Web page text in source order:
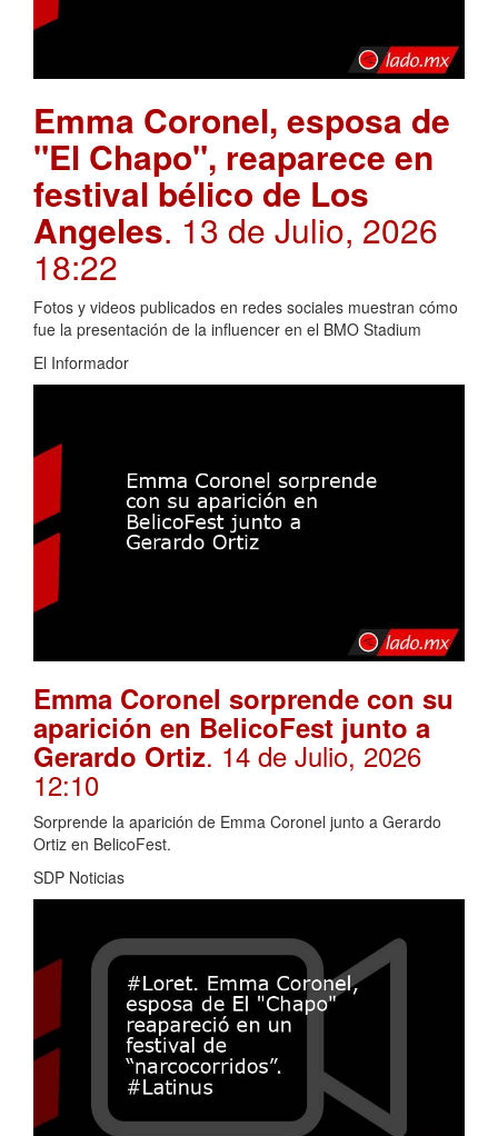
Emma Coronel, esposa de
"El Chapo", reaparece en
festival bélico de Los
Angeles. 13 de Julio, 2026
18:22
Fotos y videos publicados en redes sociales muestran cómo
fue la presentación de la influencer en el BMO Stadium
El Informador
Emma Coronel sorprende con su
aparición en BelicoFest junto a
Gerardo Ortiz. 14 de Julio, 2026
12:10
Sorprende la aparición de Emma Coronel junto a Gerardo
Ortiz en BelicoFest.
SDP Noticias